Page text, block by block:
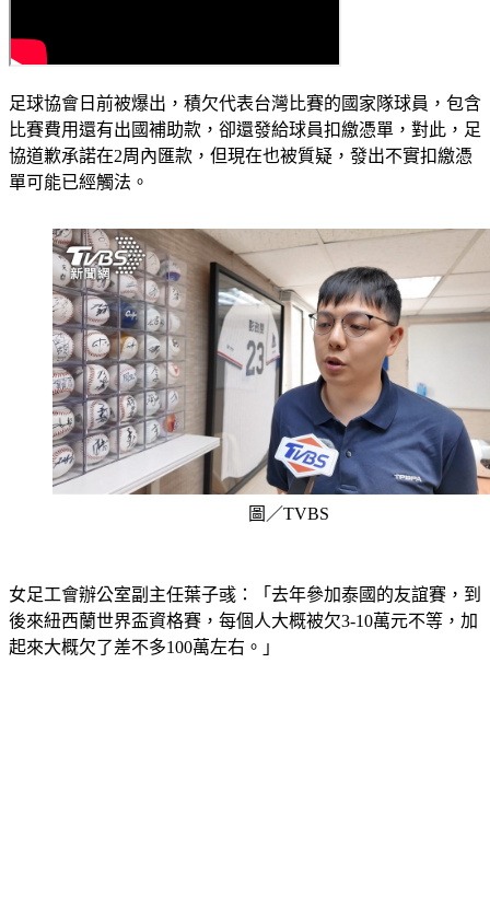
足球協會日前被爆出，積欠代表台灣比賽的國家隊球員，包含
比賽費用還有出國補助款，卻還發給球員扣繳憑單，對此，足
協道歉承諾在2周內匯款，但現在也被質疑，發出不實扣繳憑
女足工會辦公室副主任葉子彧：「去年參加泰國的友誼賽，到
後來紐西蘭世界盃資格賽，每個人大概被欠3-10萬元不等，加